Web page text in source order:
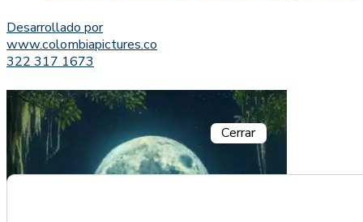
Desarrollado por
www.colombiapictures.co
322 317 1673
Cerrar